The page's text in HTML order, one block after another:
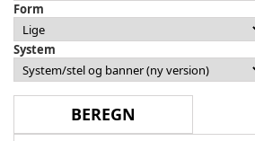
Form
System